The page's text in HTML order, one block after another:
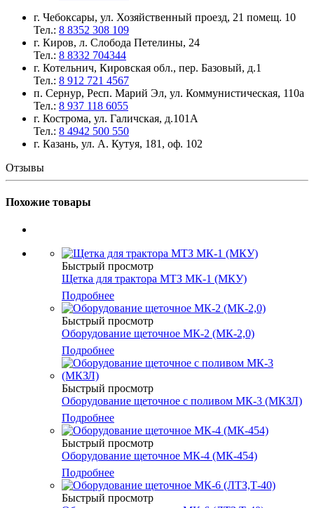
г. Чебоксары, ул. Хозяйственный проезд, 21 помещ. 10
Тел.: 8 8352 308 109
г. Киров, л. Слобода Петелины, 24
Тел.: 8 8332 704344
г. Котельнич, Кировская обл., пер. Базовый, д.1
Тел.: 8 912 721 4567
п. Сернур, Респ. Марий Эл, ул. Коммунистическая, 110а
Тел.: 8 937 118 6055
г. Кострома, ул. Галичская, д.101А
Тел.: 8 4942 500 550
г. Казань, ул. А. Кутуя, 181, оф. 102
Отзывы
Похожие товары
Быстрый просмотр
Щетка для трактора МТЗ МК-1 (МКУ)
Подробнее
Быстрый просмотр
Оборудование щеточное МК-2 (МК-2,0)
Подробнее
Быстрый просмотр
Оборудование щеточное с поливом МК-3 (МКЗЛ)
Подробнее
Быстрый просмотр
Оборудование щеточное МК-4 (МК-454)
Подробнее
Быстрый просмотр